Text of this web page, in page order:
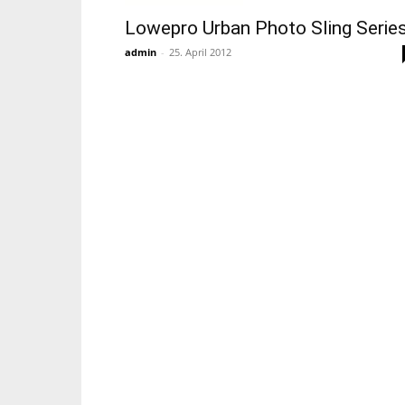
Lowepro Urban Photo Sling
admin - 25. April 2012